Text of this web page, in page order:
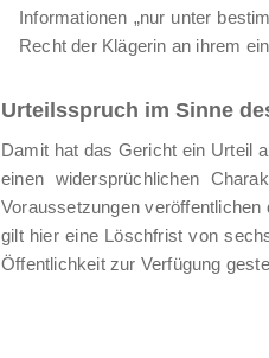
Informationen „nur unter
Recht der Klägerin an ihrem
Urteilsspruch im Sinne
Damit hat das Gericht ein Urteil
einen widersprüchlichen
Voraussetzungen
gilt hier eine Löschfrist von
Öffentlichkeit zur Verfügung